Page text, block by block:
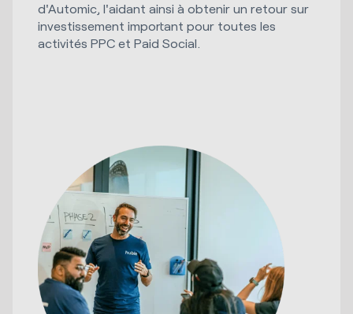
d'Automic, l'aidant ainsi à obtenir un retour sur
investissement important pour toutes les
activités PPC et Paid Social.